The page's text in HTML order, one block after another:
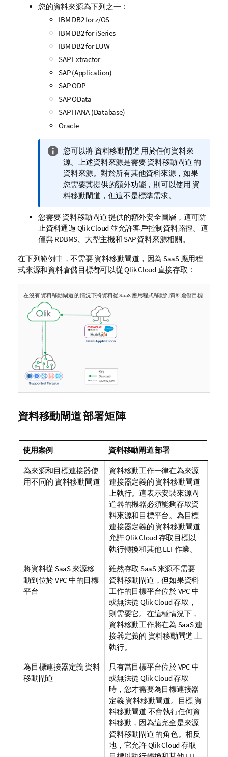
您的資料來源為下列之一：
IBM DB2 for z/OS
IBM DB2 for iSeries
IBM DB2 for LUW
SAP Extractor
SAP (Application)
SAP ODP
SAP OData
SAP HANA (Database)
Oracle
資
訊
備
註
您可以將 資料移動閘道 用於任何資料來
源。上述資料來源是需要資料移動閘道 的
資料來源。對於所有其他資料來源，如果
您需要其提供的額外功能，則可以使用 資
料移動閘道 ，但這不是標準需求。
您需要資料移動閘道提供的額外安全圖層，這可防
止資料通過 Qlik Cloud 並允許客戶控制資料路徑。這
僅與 RDBMS、大型主機和 SAP 資料來源相關。
在下列範例中，不需要資料移動閘道 ，因為 SaaS 應用程
式來源和資料倉儲目標都可以從Qlik Cloud 直接存取：
在沒有資料移動閘道的情況下將資料從 SaaS 應用程式移動到資料倉儲目標
資料移動閘道部署矩陣
使用案例 資料移動閘道部署
為來源和目標連接器使
用不同的 資料移動閘道
資料移動工作一律在為來源
連接器定義的 資料移動閘道
上執行。這表示安裝來源閘
道器的機器必須能夠存取資
料來源和目標平台。為目標
連接器定義的 資料移動閘道
允許Qlik Cloud 存取目標以
執行轉換和其他 ELT 作業。
將資料從 SaaS 來源移
動到位於 VPC 中的目標
平台
雖然存取 SaaS 來源不需要
資料移動閘道 ，但如果資料
工作的目標平台位於 VPC 中
或無法從 Qlik Cloud存取，
則需要它。在這種情況下，
資料移動工作將在為 SaaS 連
接器定義的 資料移動閘道 上
執行。
為目標連接器定義 資料
移動閘道
只有當目標平台位於 VPC 中
或無法從 Qlik Cloud存取
時，您才需要為目標連接器
定義資料移動閘道。目標 資
料移動閘道 不會執行任何資
料移動，因為這完全是來源
資料移動閘道 的角色。相反
地，它允許Qlik Cloud 存取